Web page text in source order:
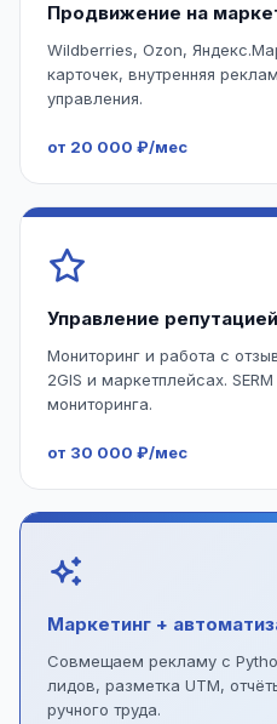
Продвижение на
Wildberries, Ozon,
карточек, внутренняя
управления.
от 20 000 ₽/мес
Управление репутацией
Мониторинг и работа с
2GIS и маркетплейсах.
мониторинга.
от 30 000 ₽/мес
Маркетинг +
Совмещаем рекламу с
лидов, разметка UTM,
ручного труда.